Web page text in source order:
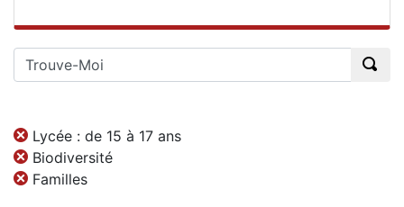
Lycée : de 15 à 17 ans
Biodiversité
Familles